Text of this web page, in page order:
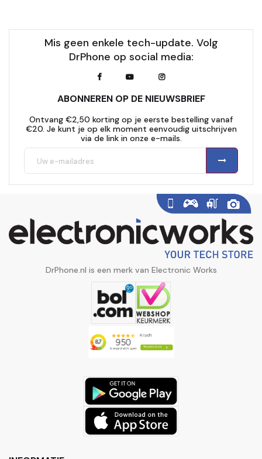
Mis geen enkele tech-update. Volg
DrPhone op social media:
ABONNEREN OP DE NIEUWSBRIEF
Ontvang €2,50 korting op je eerste bestelling vanaf
€20. Je kunt je op elk moment eenvoudig uitschrijven
via de link in onze e-mails.
DrPhone.nl is een merk van Electronic Works